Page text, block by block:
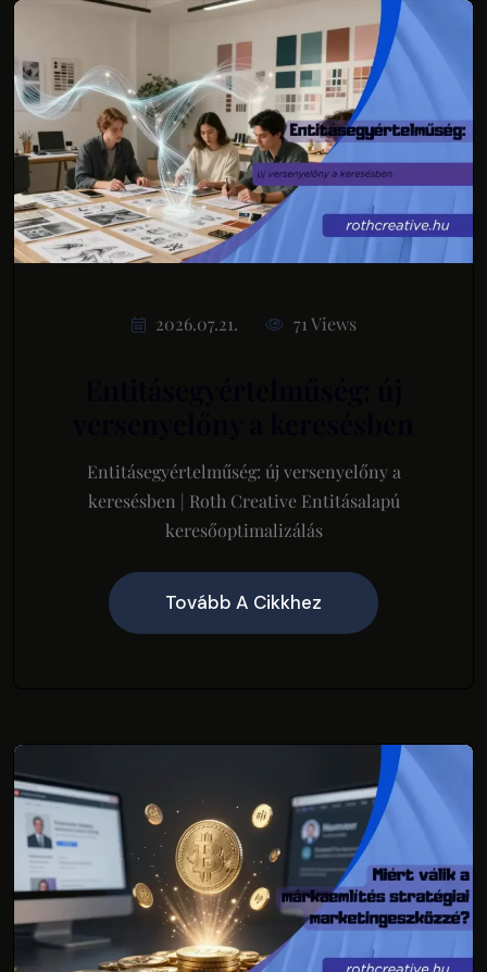
2026.07.21. 71 Views
Entitásegyértelműség: új versenyelőny a
keresésben | Roth Creative Entitásalapú
keresőoptimalizálás
Tovább A Cikkhez